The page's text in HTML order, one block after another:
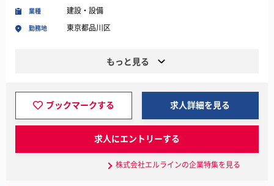
業種 建設・設備
勤務地 東京都品川区
もっと見る
ブックマークする 求人詳細を見る
求人にエントリーする
株式会社エルラインの企業特集を見る